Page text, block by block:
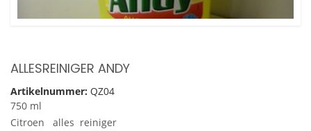
ALLESREINIGER ANDY
Artikelnummer: QZ04
750 ml
Citroen alles reiniger